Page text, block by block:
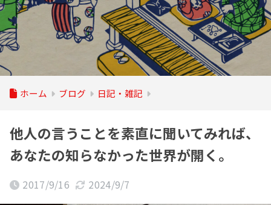
ホーム ブログ 日記・雑記
他人の言うことを素直に聞いてみれば、
あなたの知らなかった世界が開く。
2017/9/16 2024/9/7